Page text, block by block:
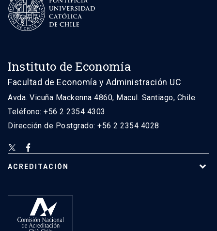
Instituto de Economía
Facultad de Economía y Administración UC
Avda. Vicuña Mackenna 4860, Macul. Santiago, Chile
Teléfono: +56 2 2354 4303
Dirección de Postgrado: +56 2 2354 4028
ACREDITACIÓN